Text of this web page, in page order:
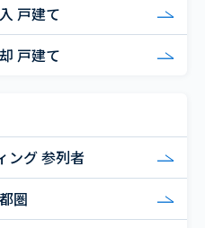
戸建て
戸建て
ング 参列者
圏